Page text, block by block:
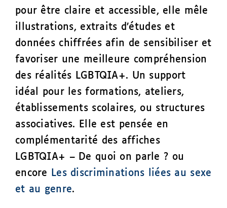
pour être claire et accessible, elle mêle
illustrations, extraits d’études et
données chiffrées afin de sensibiliser et
favoriser une meilleure compréhension
des réalités LGBTQIA+. Un support
idéal pour les formations, ateliers,
établissements scolaires, ou structures
associatives. Elle est pensée en
complémentarité des affiches
LGBTQIA+ – De quoi on parle ? ou
encore
Les discriminations liées au sexe
et au genre.